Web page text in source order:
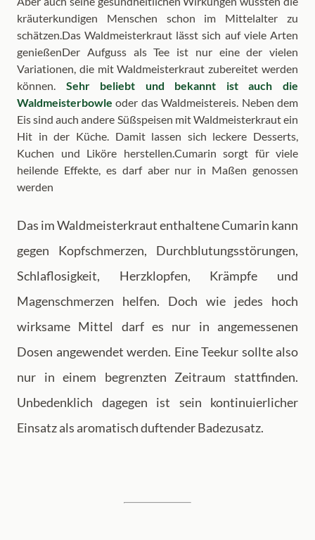
kräuterkundigen Menschen schon im Mittelalter zu
schätzen.Das Waldmeisterkraut lässt sich auf viele Arten
genießenDer Aufguss als Tee ist nur eine der vielen
Variationen, die mit Waldmeisterkraut zubereitet werden
können. Sehr beliebt und bekannt ist auch die
Waldmeisterbowle oder das Waldmeistereis. Neben dem
Eis sind auch andere Süßspeisen mit Waldmeisterkraut ein
Hit in der Küche. Damit lassen sich leckere Desserts,
Kuchen und Liköre herstellen.Cumarin sorgt für viele
heilende Effekte, es darf aber nur in Maßen genossen
werden
Das im Waldmeisterkraut enthaltene Cumarin kann
gegen Kopfschmerzen, Durchblutungsstörungen,
Schlaflosigkeit, Herzklopfen, Krämpfe und
Magenschmerzen helfen. Doch wie jedes hoch
wirksame Mittel darf es nur in angemessenen
Dosen angewendet werden. Eine Teekur sollte also
nur in einem begrenzten Zeitraum stattfinden.
Unbedenklich dagegen ist sein kontinuierlicher
Einsatz als aromatisch duftender Badezusatz.